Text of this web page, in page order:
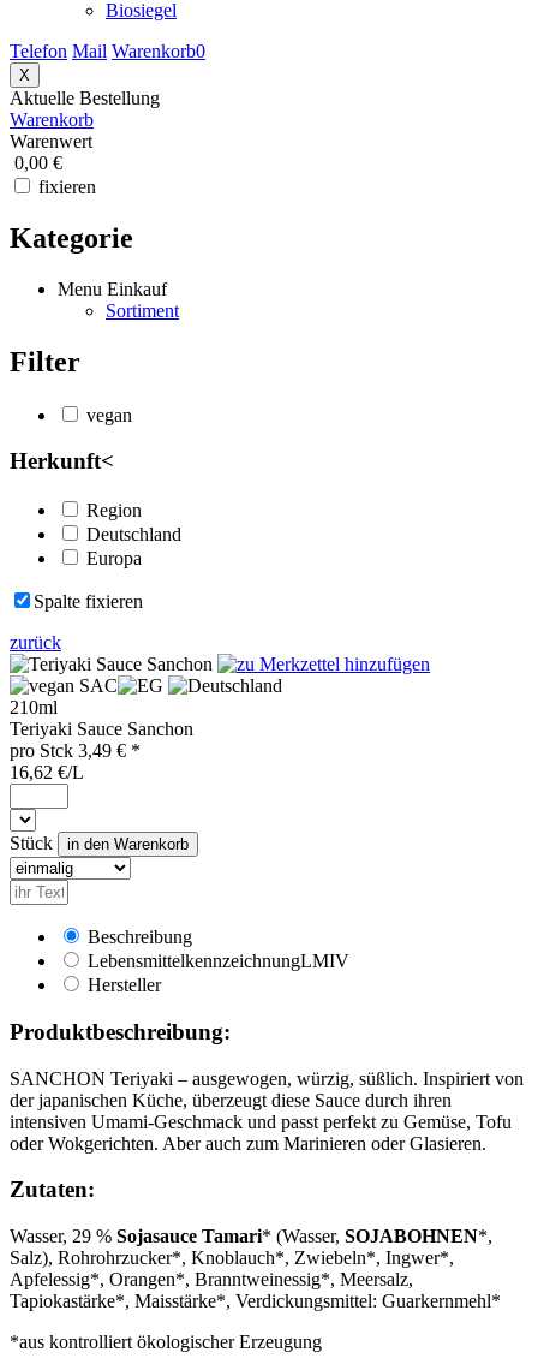
Biosiegel
Telefon Mail Warenkorb0
X
Aktuelle Bestellung
Warenkorb
Warenwert
0,00 €
fixieren
Kategorie
Menu Einkauf
Sortiment
Filter
vegan
Herkunft<
Region
Deutschland
Europa
Spalte fixieren
zurück
SAC
210ml
Teriyaki Sauce Sanchon
pro Stck 3,49 € *
16,62 €/L
Stück
Beschreibung
LebensmittelkennzeichnungLMIV
Hersteller
Produktbeschreibung:
SANCHON Teriyaki – ausgewogen, würzig, süßlich. Inspiriert von
der japanischen Küche, überzeugt diese Sauce durch ihren
intensiven Umami-Geschmack und passt perfekt zu Gemüse, Tofu
oder Wokgerichten. Aber auch zum Marinieren oder Glasieren.
Zutaten:
Wasser, 29 % Sojasauce Tamari* (Wasser, SOJABOHNEN*,
Salz), Rohrohrzucker*, Knoblauch*, Zwiebeln*, Ingwer*,
Apfelessig*, Orangen*, Branntweinessig*, Meersalz,
Tapiokastärke*, Maisstärke*, Verdickungsmittel: Guarkernmehl*
*aus kontrolliert ökologischer Erzeugung